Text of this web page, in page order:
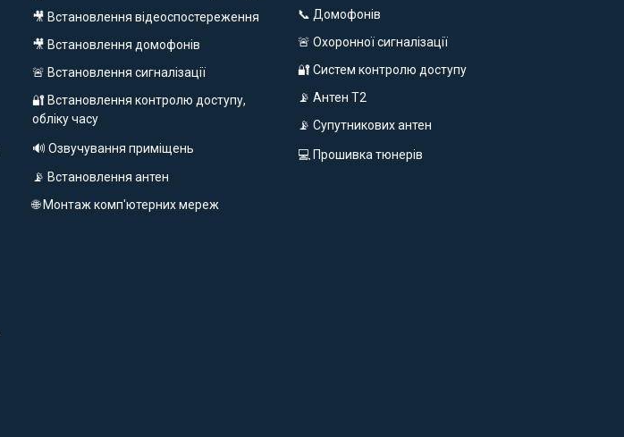
🎥 Встановлення відеоспостереження
🎥 Встановлення домофонів
🚨 Встановлення сигналізації
🔐 Встановлення контролю доступу,
обліку часу
🔊 Озвучування приміщень
📡 Встановлення антен
🌐 Монтаж комп'ютерних мереж
📞 Домофонів
🚨 Охоронної сигналізації
🔐 Систем контролю доступу
📡 Антен Т2
📡 Супутникових антен
💻 Прошивка тюнерів